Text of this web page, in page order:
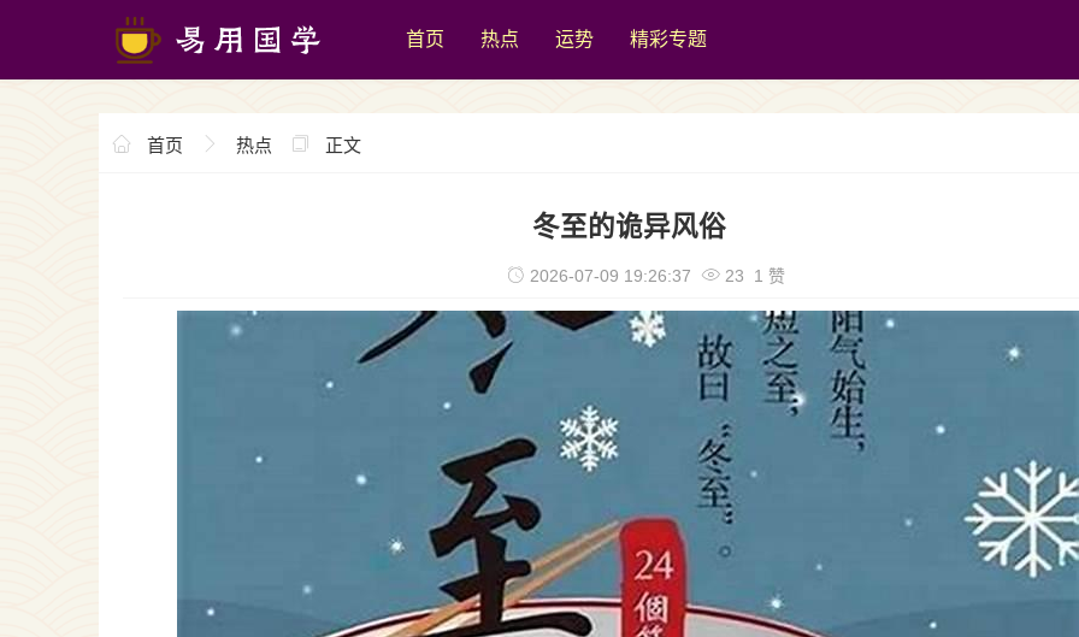
首页 热点 运势 精彩专题
首页 热点 正文
冬至的诡异风俗
2026-07-09 19:26:37 23 1 赞